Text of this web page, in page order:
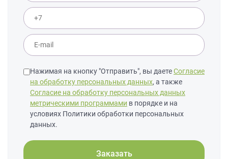
Нажимая на кнопку "Отправить", вы даетеСогласие
на обработку персональных данных, а также
Согласие на обработку персональных данных
метрическими программами в порядке и на
условиях Политики обработки персональных
данных.
Заказать